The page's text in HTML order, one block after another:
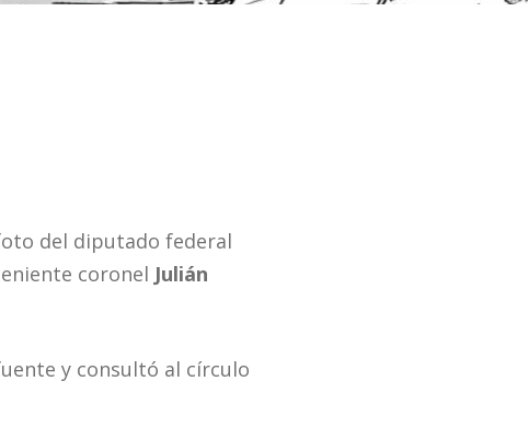
del diputado federal
coronel Julián
y consultó al círculo